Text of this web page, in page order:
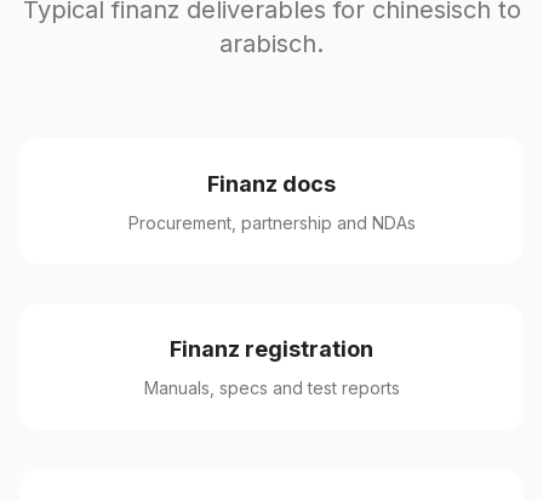
Typical finanz deliverables for chinesisch to
arabisch.
Finanz docs
Procurement, partnership and NDAs
Finanz registration
Manuals, specs and test reports